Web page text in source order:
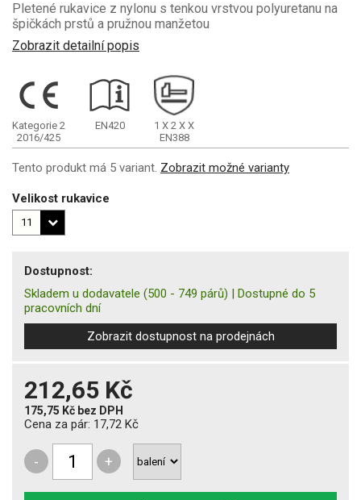
Pletené rukavice z nylonu s tenkou vrstvou polyuretanu na
špičkách prstů a pružnou manžetou
Zobrazit detailní popis
Kategorie 2
2016/425
EN420 1 X 2 X X
EN388
Tento produkt má 5 variant. Zobrazit možné varianty
Velikost rukavice
Dostupnost:
Skladem u dodavatele (500 - 749 párů) | Dostupné do 5
pracovních dní
Zobrazit dostupnost na prodejnách
212,65 Kč
175,75 Kč bez DPH
Cena za pár: 17,72 Kč
- +